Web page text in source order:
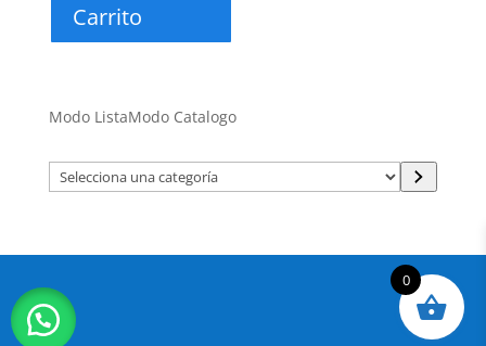
Carrito
Modo ListaModo Catalogo
Selecciona
una
0